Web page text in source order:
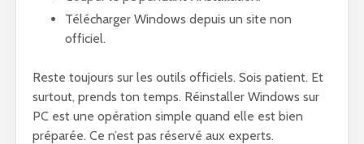
Télécharger Windows depuis un site non
officiel.
Reste toujours sur les outils officiels. Sois patient. Et
surtout, prends ton temps. Réinstaller Windows sur
PC est une opération simple quand elle est bien
préparée. Ce n’est pas réservé aux experts.